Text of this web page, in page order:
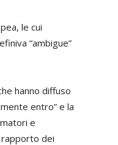
le cui
“ambigue”
hanno diffuso
entro” e la
e
dei